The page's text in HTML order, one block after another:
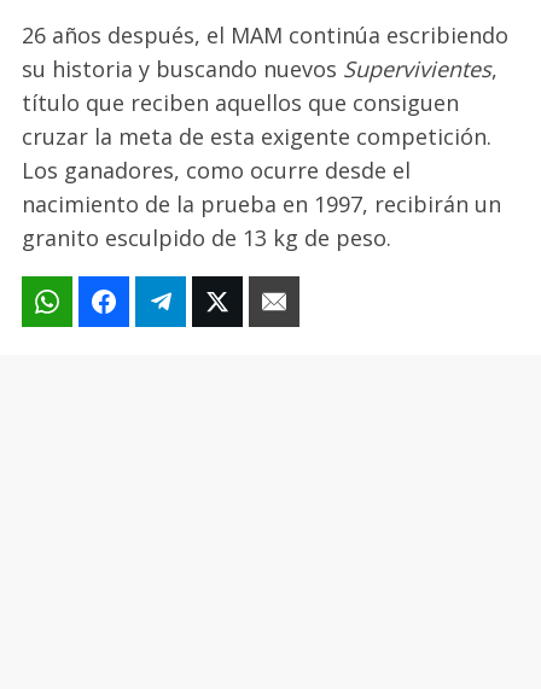
26 años después, el MAM continúa escribiendo
su historia y buscando nuevos Supervivientes,
título que reciben aquellos que consiguen
cruzar la meta de esta exigente competición.
Los ganadores, como ocurre desde el
nacimiento de la prueba en 1997, recibirán un
granito esculpido de 13 kg de peso.